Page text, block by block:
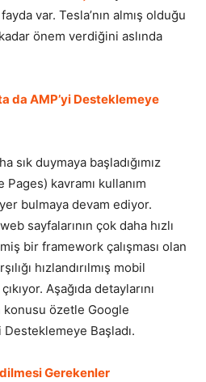
var. Tesla’nın almış olduğu
önem verdiğini aslında
da AMP’yi Desteklemeye
sık duymaya başladığımız
kavramı kullanım
bulmaya devam ediyor.
sayfalarının çok daha hızlı
bir framework çalışması olan
hızlandırılmış mobil
Aşağıda detaylarını
konusu özetle Google
Desteklemeye Başladı.
Gerekenler